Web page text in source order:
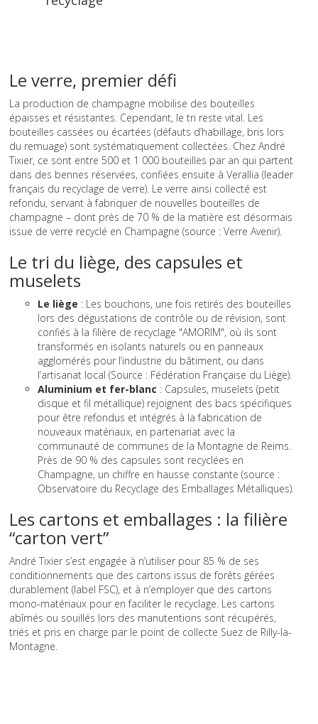
Le verre, premier défi
La production de champagne mobilise des bouteilles
épaisses et résistantes. Cependant, le tri reste vital. Les
bouteilles cassées ou écartées (défauts d’habillage, bris lors
du remuage) sont systématiquement collectées. Chez André
Tixier, ce sont entre 500 et 1 000 bouteilles par an qui partent
dans des bennes réservées, confiées ensuite à Verallia (leader
français du recyclage de verre). Le verre ainsi collecté est
refondu, servant à fabriquer de nouvelles bouteilles de
champagne – dont près de 70 % de la matière est désormais
issue de verre recyclé en Champagne (source : Verre Avenir).
Le tri du liège, des capsules et
muselets
Le liège : Les bouchons, une fois retirés des bouteilles
lors des dégustations de contrôle ou de révision, sont
confiés à la filière de recyclage "AMORIM", où ils sont
transformés en isolants naturels ou en panneaux
agglomérés pour l’industrie du bâtiment, ou dans
l’artisanat local (Source : Fédération Française du Liège).
Aluminium et fer-blanc : Capsules, muselets (petit
disque et fil métallique) rejoignent des bacs spécifiques
pour être refondus et intégrés à la fabrication de
nouveaux matériaux, en partenariat avec la
communauté de communes de la Montagne de Reims.
Près de 90 % des capsules sont recyclées en
Champagne, un chiffre en hausse constante (source :
Observatoire du Recyclage des Emballages Métalliques).
Les cartons et emballages : la filière
“carton vert”
André Tixier s’est engagée à n’utiliser pour 85 % de ses
conditionnements que des cartons issus de forêts gérées
durablement (label FSC), et à n’employer que des cartons
mono-matériaux pour en faciliter le recyclage. Les cartons
abîmés ou souillés lors des manutentions sont récupérés,
triés et pris en charge par le point de collecte Suez de Rilly-la-
Montagne.